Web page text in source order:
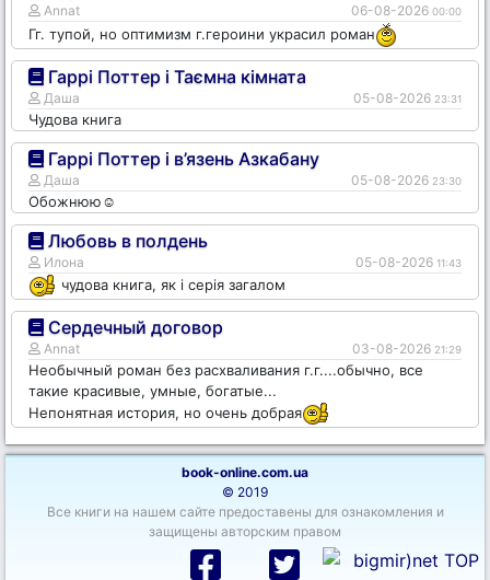
Annat 06-08-2026 00:00
Гг. тупой, но оптимизм г.героини украсил роман
Гаррі Поттер і Таємна кімната
Даша 05-08-2026 23:31
Чудова книга
Гаррі Поттер і в’язень Азкабану
Даша 05-08-2026 23:30
Обожнюю☺️
Любовь в полдень
Илона 05-08-2026 11:43
чудова книга, як і серія загалом
Сердечный договор
Annat 03-08-2026 21:29
Необычный роман без расхваливания г.г....обычно, все
такие красивые, умные, богатые...
Непонятная история, но очень добрая
book-online.com.ua
© 2019
Все книги на нашем сайте предоставены для ознакомления и
защищены авторским правом